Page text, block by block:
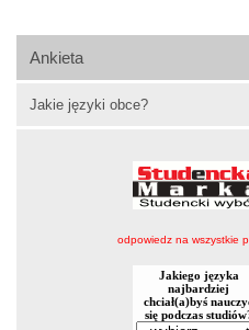
Ankieta
Jakie języki obce?
odpowiedz na wszystkie